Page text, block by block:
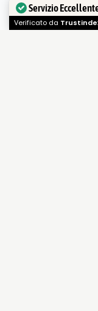
all’Abbazia
Fundis.
Servizio